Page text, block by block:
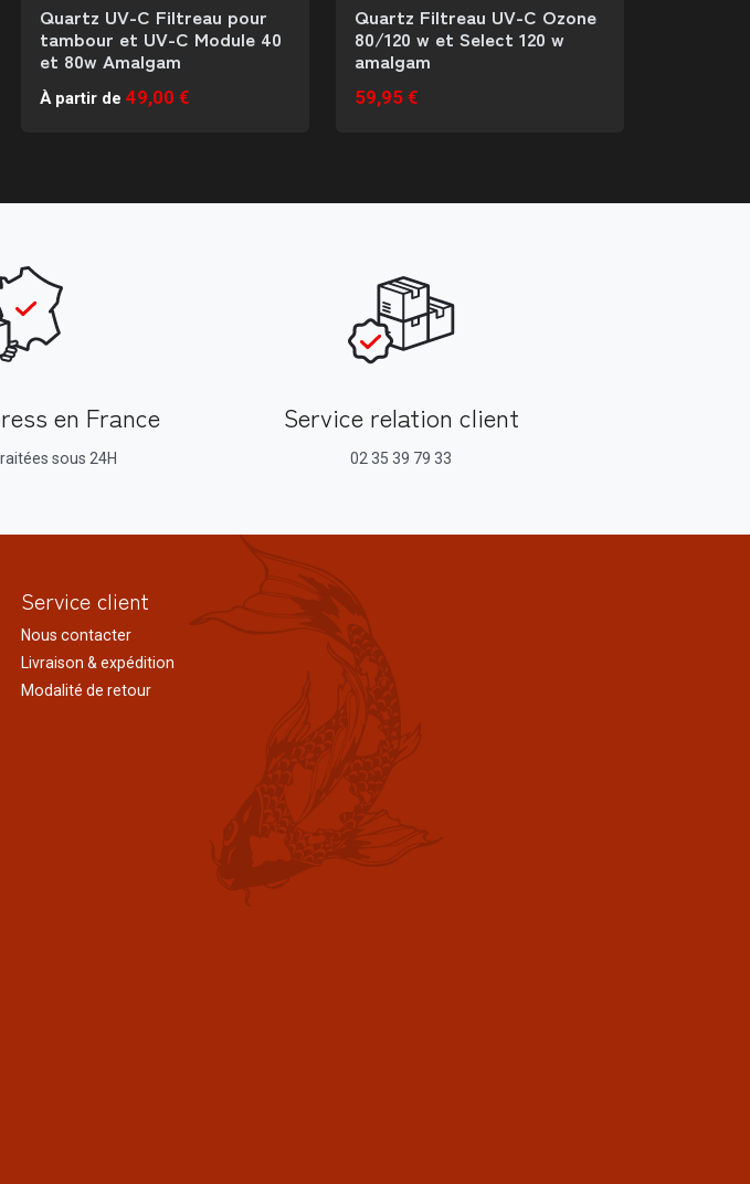
Quartz UV-C Filtreau pour
tambour et UV-C Module 40
et 80w Amalgam
À partir de 49,00 €
Quartz Filtreau UV-C Ozone
80/120 w et Select 120 w
amalgam
59,95 €
en France
sous 24H
Service relation client
02 35 39 79 33
Service client
Nous contacter
Livraison & expédition
Modalité de retour